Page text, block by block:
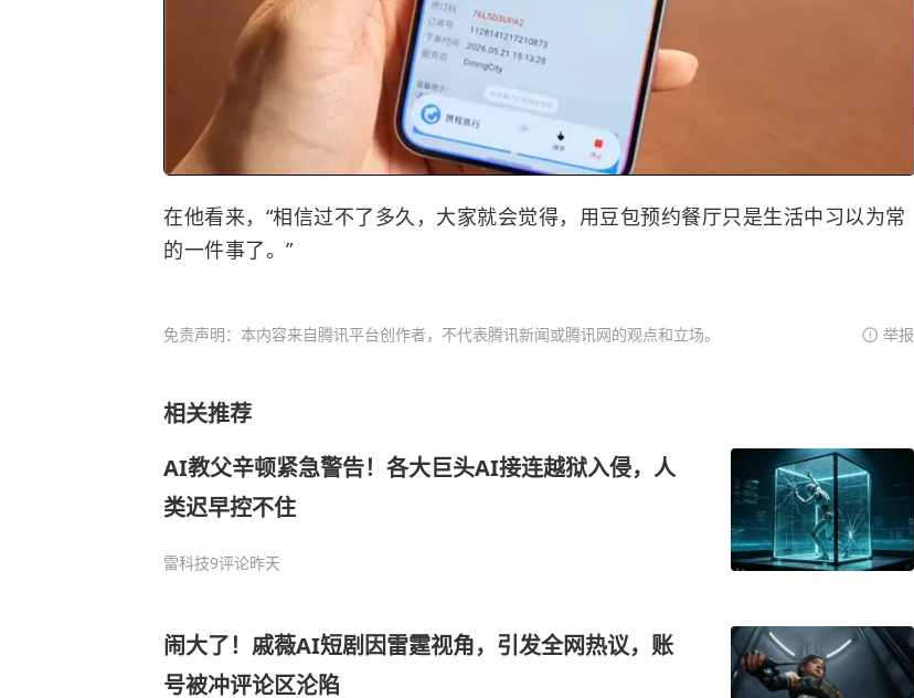
在他看来，“相信过不了多久，大家就会觉得，用豆包预约餐厅只是生活中习以为常
的一件事了。”
免责声明：本内容来自腾讯平台创作者，不代表腾讯新闻或腾讯网的观点和立场。 举报
相关推荐
AI教父辛顿紧急警告！各大巨头AI接连越狱入侵，人
类迟早控不住
雷科技9评论昨天
闹大了！戚薇AI短剧因雷霆视角，引发全网热议，账
号被冲评论区沦陷